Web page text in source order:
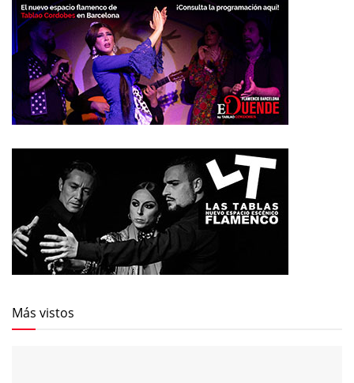
Más vistos